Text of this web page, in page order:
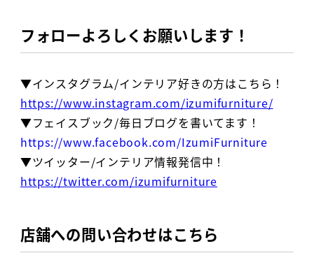
フォローよろしくお願いします！
▼インスタグラム/インテリア好きの方はこちら！
https://www.instagram.com/izumifurniture/
▼フェイスブック/毎日ブログを書いてます！
https://www.facebook.com/IzumiFurniture
▼ツイッター/インテリア情報発信中！
https://twitter.com/izumifurniture
店舗への問い合わせはこちら